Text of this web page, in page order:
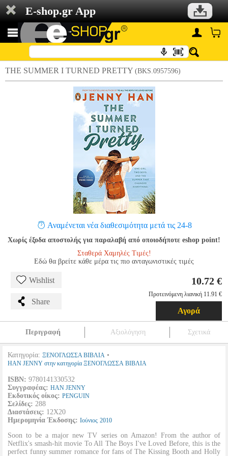
E-shop.gr App
THE SUMMER I TURNED PRETTY (BKS.0957596)
Αναμένεται νέα διαθεσιμότητα μετά τις 24-8
Χωρίς έξοδα αποστολής για παραλαβή από οποιοδήποτε eshop point!
Σταθερά Χαμηλές Τιμές!
Εδώ θα βρείτε κάθε μέρα τις πιο ανταγωνιστικές τιμές
Wishlist
Share
10.72 €
Προτεινόμενη λιανική 11.91 €
Αγορά
Περιγραφή Αξιολόγηση Σχετικά
Κατηγορία: ΞΕΝΟΓΛΩΣΣΑ ΒΙΒΛΙΑ •
HAN JENNY στην κατηγορία ΞΕΝΟΓΛΩΣΣΑ ΒΙΒΛΙΑ
ISBN: 9780141330532
Συγγραφέας: HAN JENNY
Εκδοτικός οίκος: PENGUIN
Σελίδες: 288
Διαστάσεις: 12Χ20
Ημερομηνία Έκδοσης: Ιούνιος 2010
Soon to be a major new TV series on Amazon! From the author of
Netflix's smash-hit movie To All The Boys I've Loved Before, this is the
perfect funny summer romance for fans of The Kissing Booth and Holly